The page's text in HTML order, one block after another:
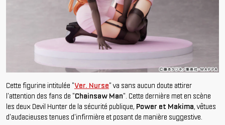
Cette figurine intitulée "Ver. Nurse" va sans aucun doute attirer
l'attention des fans de "Chainsaw Man". Cette dernière met en scène
les deux Devil Hunter de la sécurité publique, Power et Makima, vêtues
d'audacieuses tenues d'infirmière et posant de manière suggestive.